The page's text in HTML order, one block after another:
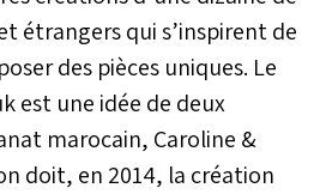
étrangers qui s’inspirent de
des pièces uniques. Le
est une idée de deux
marocain, Caroline &
doit, en 2014, la création